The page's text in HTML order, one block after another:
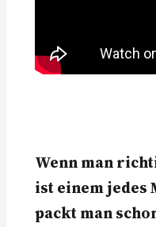
Wenn man
ist einem jedes
packt man